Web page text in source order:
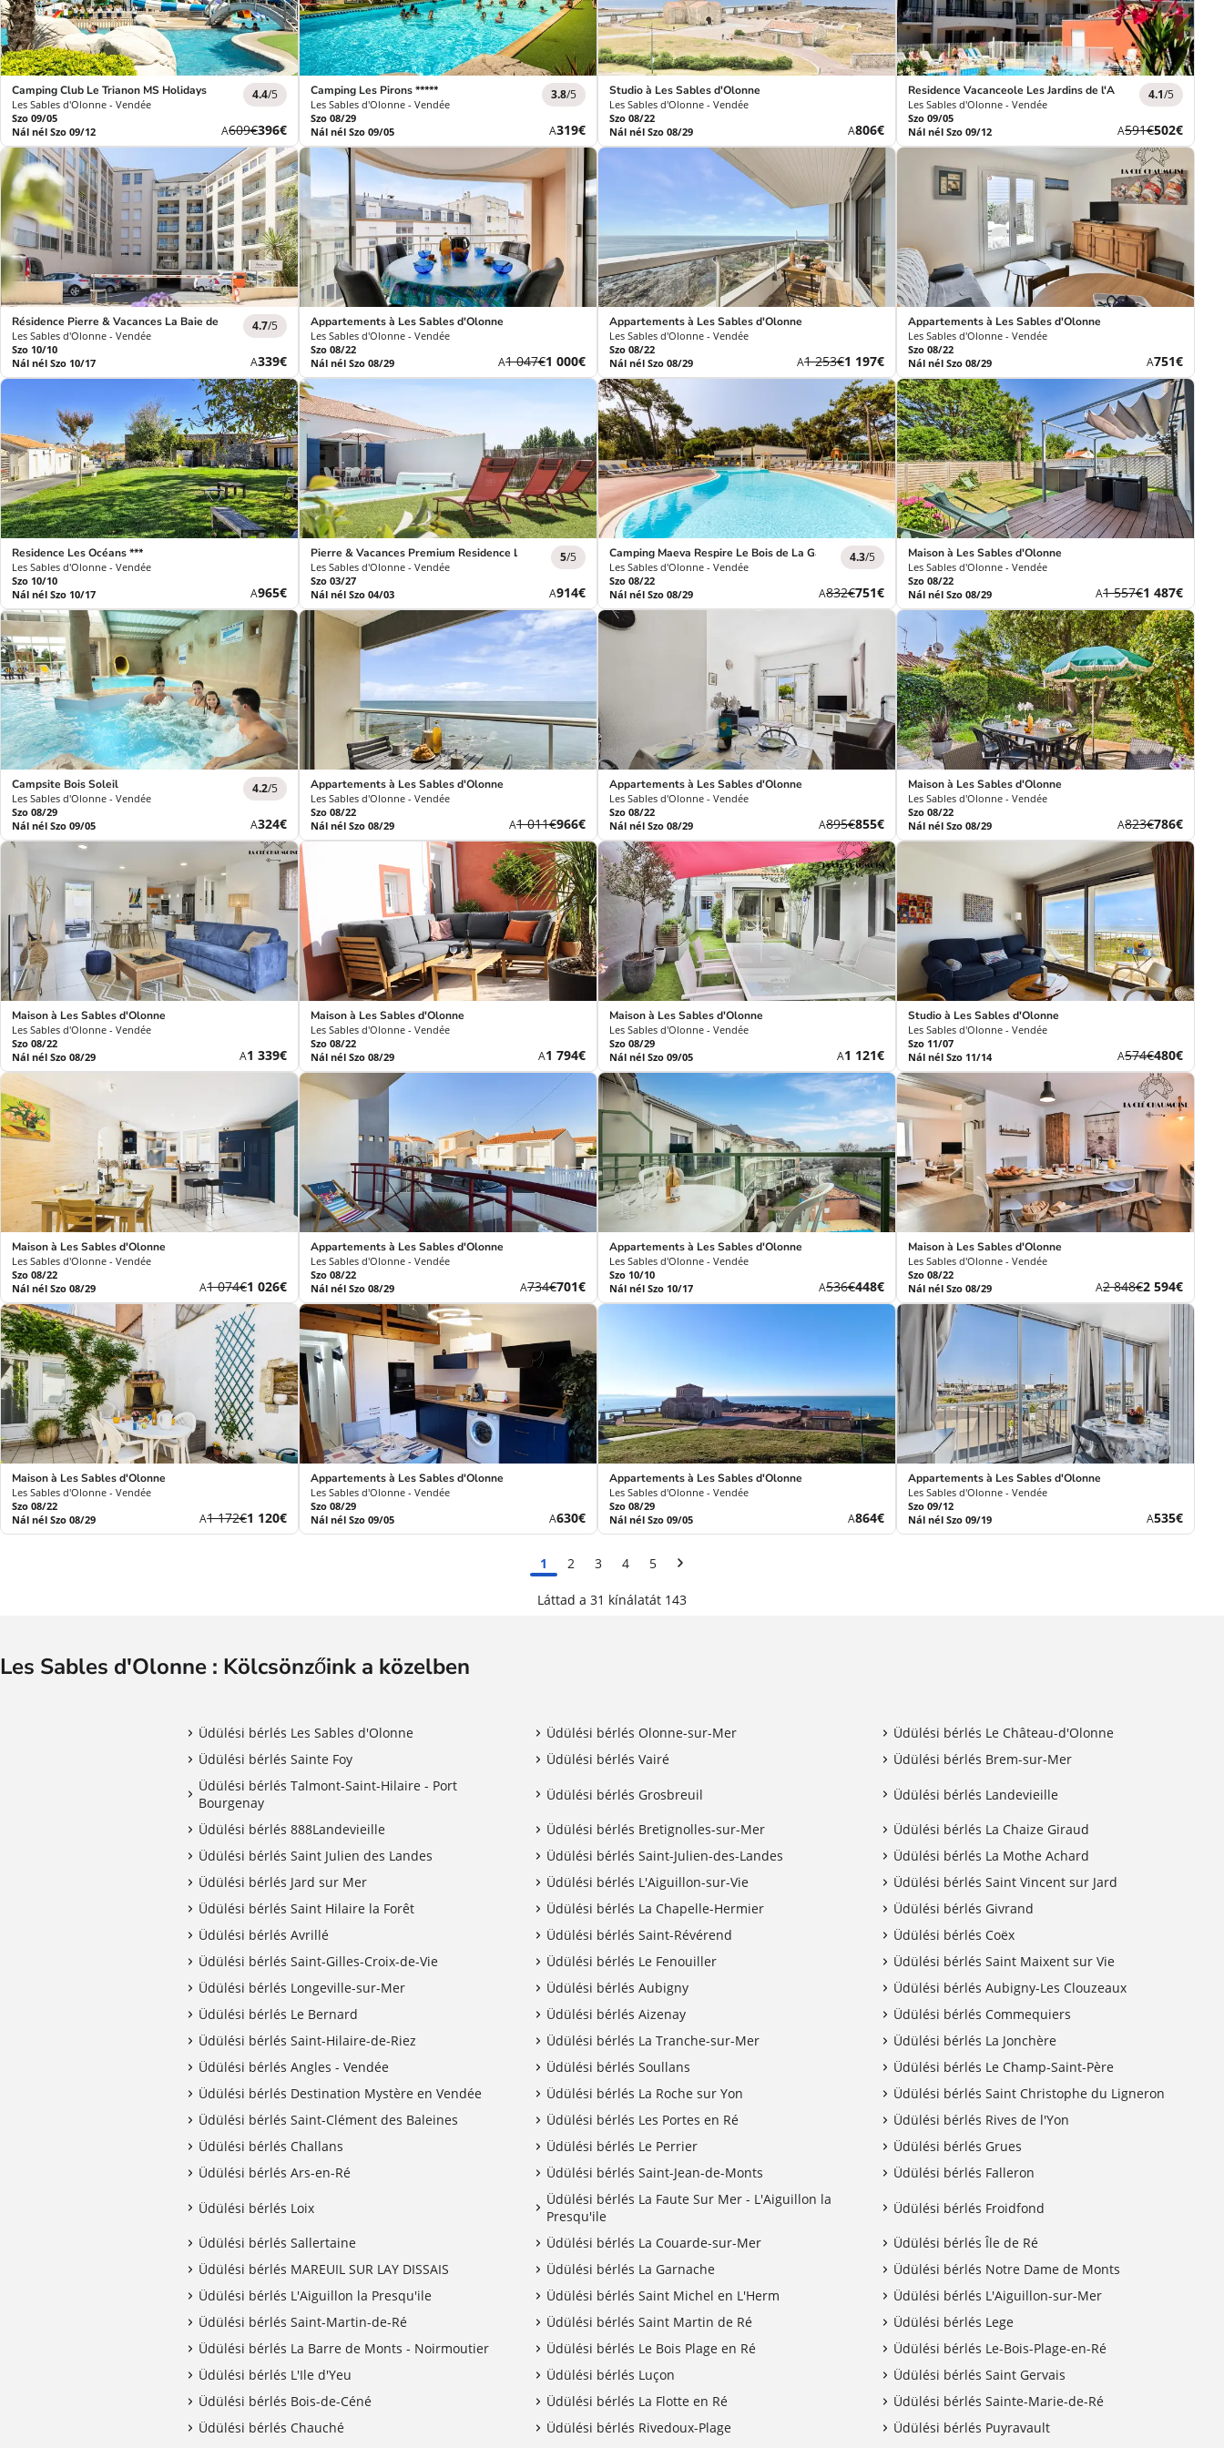
Camping Club Le Trianon MS Holidays
Les Sables d'Olonne - Vendée
4.4/5
Szo 09/05
Nál nél Szo 09/12
AKorábbi
díj
609€Új
ár
396€
Camping Les Pirons *****
Les Sables d'Olonne - Vendée
3.8/5
Szo 08/29
Nál nél Szo 09/05
AÚj
ár
319€
Studio à Les Sables d'Olonne
Les Sables d'Olonne - Vendée
Szo 08/22
Nál nél Szo 08/29
AÚj
ár
806€
Residence Vacanceole Les Jardins de l'Amirauté**
Les Sables d'Olonne - Vendée
4.1/5
Szo 09/05
Nál nél Szo 09/12
AKorábbi
díj
591€Új
ár
502€
Résidence Pierre & Vacances La Baie des Sables ***
Les Sables d'Olonne - Vendée
4.7/5
Szo 10/10
Nál nél Szo 10/17
AÚj
ár
339€
Appartements à Les Sables d'Olonne
Les Sables d'Olonne - Vendée
Szo 08/22
Nál nél Szo 08/29
AKorábbi
díj
1 047€Új
ár
1 000€
Appartements à Les Sables d'Olonne
Les Sables d'Olonne - Vendée
Szo 08/22
Nál nél Szo 08/29
AKorábbi
díj
1 253€Új
ár
1 197€
Appartements à Les Sables d'Olonne
Les Sables d'Olonne - Vendée
Szo 08/22
Nál nél Szo 08/29
AÚj
ár
751€
Residence Les Océans ***
Les Sables d'Olonne - Vendée
Szo 10/10
Nál nél Szo 10/17
AÚj
ár
965€
Pierre & Vacances Premium Residence Les Villas d'Olonne *****
Les Sables d'Olonne - Vendée
5/5
Szo 03/27
Nál nél Szo 04/03
AÚj
ár
914€
Camping Maeva Respire Le Bois de La Gachère****
Les Sables d'Olonne - Vendée
4.3/5
Szo 08/22
Nál nél Szo 08/29
AKorábbi
díj
832€Új
ár
751€
Maison à Les Sables d'Olonne
Les Sables d'Olonne - Vendée
Szo 08/22
Nál nél Szo 08/29
AKorábbi
díj
1 557€Új
ár
1 487€
Campsite Bois Soleil
Les Sables d'Olonne - Vendée
4.2/5
Szo 08/29
Nál nél Szo 09/05
AÚj
ár
324€
Appartements à Les Sables d'Olonne
Les Sables d'Olonne - Vendée
Szo 08/22
Nál nél Szo 08/29
AKorábbi
díj
1 011€Új
ár
966€
Appartements à Les Sables d'Olonne
Les Sables d'Olonne - Vendée
Szo 08/22
Nál nél Szo 08/29
AKorábbi
díj
895€Új
ár
855€
Maison à Les Sables d'Olonne
Les Sables d'Olonne - Vendée
Szo 08/22
Nál nél Szo 08/29
AKorábbi
díj
823€Új
ár
786€
Maison à Les Sables d'Olonne
Les Sables d'Olonne - Vendée
Szo 08/22
Nál nél Szo 08/29
AÚj
ár
1 339€
Maison à Les Sables d'Olonne
Les Sables d'Olonne - Vendée
Szo 08/22
Nál nél Szo 08/29
AÚj
ár
1 794€
Maison à Les Sables d'Olonne
Les Sables d'Olonne - Vendée
Szo 08/29
Nál nél Szo 09/05
AÚj
ár
1 121€
Studio à Les Sables d'Olonne
Les Sables d'Olonne - Vendée
Szo 11/07
Nál nél Szo 11/14
AKorábbi
díj
574€Új
ár
480€
Maison à Les Sables d'Olonne
Les Sables d'Olonne - Vendée
Szo 08/22
Nál nél Szo 08/29
AKorábbi
díj
1 074€Új
ár
1 026€
Appartements à Les Sables d'Olonne
Les Sables d'Olonne - Vendée
Szo 08/22
Nál nél Szo 08/29
AKorábbi
díj
734€Új
ár
701€
Appartements à Les Sables d'Olonne
Les Sables d'Olonne - Vendée
Szo 10/10
Nál nél Szo 10/17
AKorábbi
díj
536€Új
ár
448€
Maison à Les Sables d'Olonne
Les Sables d'Olonne - Vendée
Szo 08/22
Nál nél Szo 08/29
AKorábbi
díj
2 848€Új
ár
2 594€
Maison à Les Sables d'Olonne
Les Sables d'Olonne - Vendée
Szo 08/22
Nál nél Szo 08/29
AKorábbi
díj
1 172€Új
ár
1 120€
Appartements à Les Sables d'Olonne
Les Sables d'Olonne - Vendée
Szo 08/29
Nál nél Szo 09/05
AÚj
ár
630€
Appartements à Les Sables d'Olonne
Les Sables d'Olonne - Vendée
Szo 08/29
Nál nél Szo 09/05
AÚj
ár
864€
Appartements à Les Sables d'Olonne
Les Sables d'Olonne - Vendée
Szo 09/12
Nál nél Szo 09/19
AÚj
ár
535€
1 2 3 4 5
Láttad a 31 kínálatát 143
Les Sables d'Olonne : Kölcsönzőink a közelben
Üdülési bérlés Les Sables d'Olonne Üdülési bérlés Olonne-sur-Mer
Üdülési bérlés Le Château-d'Olonne
Üdülési bérlés Sainte Foy
Üdülési bérlés Vairé
Üdülési bérlés Brem-sur-Mer
Üdülési bérlés Talmont-Saint-Hilaire - Port
Bourgenay
Üdülési bérlés Grosbreuil Üdülési bérlés Landevieille
Üdülési bérlés 888Landevieille Üdülési bérlés Bretignolles-sur-Mer
Üdülési bérlés La Chaize Giraud
Üdülési bérlés Saint Julien des Landes
Üdülési bérlés Saint-Julien-des-Landes
Üdülési bérlés La Mothe Achard
Üdülési bérlés Jard sur Mer
Üdülési bérlés L'Aiguillon-sur-Vie
Üdülési bérlés Saint Vincent sur Jard
Üdülési bérlés Saint Hilaire la Forêt
Üdülési bérlés La Chapelle-Hermier
Üdülési bérlés Givrand
Üdülési bérlés Avrillé
Üdülési bérlés Saint-Révérend
Üdülési bérlés Coëx
Üdülési bérlés Saint-Gilles-Croix-de-Vie
Üdülési bérlés Le Fenouiller
Üdülési bérlés Saint Maixent sur Vie
Üdülési bérlés Longeville-sur-Mer
Üdülési bérlés Aubigny
Üdülési bérlés Aubigny-Les Clouzeaux
Üdülési bérlés Le Bernard
Üdülési bérlés Aizenay
Üdülési bérlés Commequiers
Üdülési bérlés Saint-Hilaire-de-Riez
Üdülési bérlés La Tranche-sur-Mer
Üdülési bérlés La Jonchère
Üdülési bérlés Angles - Vendée
Üdülési bérlés Soullans
Üdülési bérlés Le Champ-Saint-Père
Üdülési bérlés Destination Mystère en Vendée
Üdülési bérlés La Roche sur Yon
Üdülési bérlés Saint Christophe du Ligneron
Üdülési bérlés Saint-Clément des Baleines
Üdülési bérlés Les Portes en Ré
Üdülési bérlés Rives de l'Yon
Üdülési bérlés Challans
Üdülési bérlés Le Perrier
Üdülési bérlés Grues
Üdülési bérlés Ars-en-Ré
Üdülési bérlés Saint-Jean-de-Monts Üdülési bérlés Falleron
Üdülési bérlés Loix
Üdülési bérlés La Faute Sur Mer - L'Aiguillon la
Presqu'ile
Üdülési bérlés Froidfond
Üdülési bérlés Sallertaine Üdülési bérlés La Couarde-sur-Mer
Üdülési bérlés Île de Ré
Üdülési bérlés MAREUIL SUR LAY DISSAIS
Üdülési bérlés La Garnache
Üdülési bérlés Notre Dame de Monts
Üdülési bérlés L'Aiguillon la Presqu'ile
Üdülési bérlés Saint Michel en L'Herm
Üdülési bérlés L'Aiguillon-sur-Mer
Üdülési bérlés Saint-Martin-de-Ré
Üdülési bérlés Saint Martin de Ré
Üdülési bérlés Lege
Üdülési bérlés La Barre de Monts - Noirmoutier
Üdülési bérlés Le Bois Plage en Ré
Üdülési bérlés Le-Bois-Plage-en-Ré
Üdülési bérlés L'Ile d'Yeu
Üdülési bérlés Luçon
Üdülési bérlés Saint Gervais
Üdülési bérlés Bois-de-Céné
Üdülési bérlés La Flotte en Ré
Üdülési bérlés Sainte-Marie-de-Ré
Üdülési bérlés Chauché
Üdülési bérlés Rivedoux-Plage
Üdülési bérlés Puyravault